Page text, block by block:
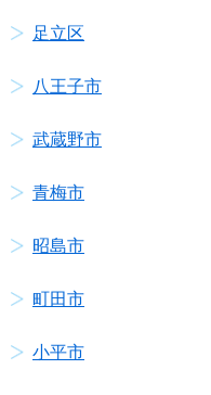
足立区
八王子市
武蔵野市
青梅市
昭島市
町田市
小平市